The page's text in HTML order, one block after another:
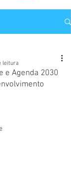
e Agenda 2030
leitura